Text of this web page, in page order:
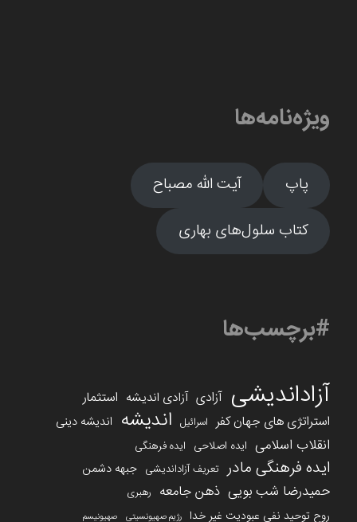
ویژه‌نامه‌ها
پاپ
آیت الله مصباح
کتاب سلول‌های بهاری
#برچسب‌ها
آزاداندیشی آزادی آزادی اندیشه استثمار
استراتژی های جهان کفر اسرائیل اندیشه اندیشه دینی
انقلاب اسلامی ایده اصلاحی ایده فرهنگی
ایده فرهنگی مادر تعریف آزاداندیشی جبهه دشمن
حمیدرضا شب بویی ذهن جامعه رهبری
روح توحید نفی عبودیت غیر خدا رژیم صهیونسیتی صهیونیسم